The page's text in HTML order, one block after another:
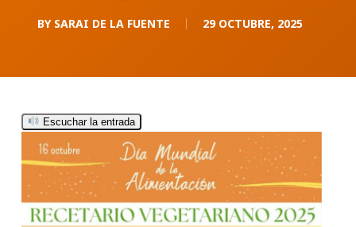
BY SARAI DE LA FUENTE 29 OCTUBRE, 2025
Escuchar la entrada